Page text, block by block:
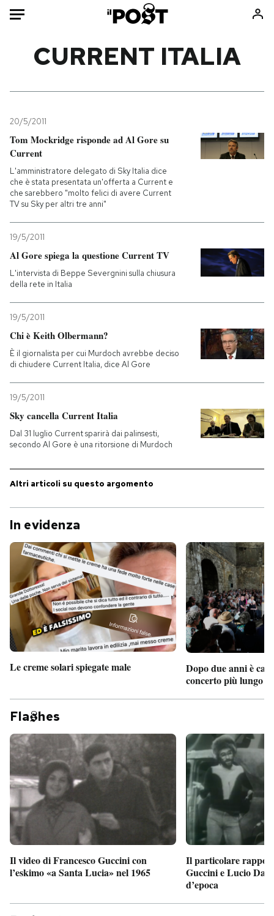
Mondo
Politica
Tecnologia
Internet
Scienza
Cultura
Economia
Consumismi
Ok Boomer!
Media
Altrecose
NEWSLETTER
SHOP
Entra
CURRENT ITALIA
20/5/2011
Tom Mockridge risponde ad Al Gore su
Current
L'amministratore delegato di Sky Italia dice
che è stata presentata un'offerta a Current e
che sarebbero "molto felici di avere Current
TV su Sky per altri tre anni"
19/5/2011
Al Gore spiega la questione Current TV
L'intervista di Beppe Severgnini sulla chiusura
della rete in Italia
19/5/2011
Chi è Keith Olbermann?
È il giornalista per cui Murdoch avrebbe deciso
di chiudere Current Italia, dice Al Gore
19/5/2011
Sky cancella Current Italia
Dal 31 luglio Current sparirà dai palinsesti,
secondo Al Gore è una ritorsione di Murdoch
Altri articoli su questo argomento
In evidenza
Le creme solari spiegate male
Dopo due anni è
concerto più lungo
Fla hes
Il video di Francesco Guccini con
l’eskimo «a Santa Lucia» nel 1965
Il particolare
Guccini e Lucio
d’epoca